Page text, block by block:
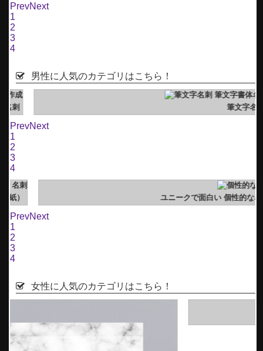
PrevNext
1
2
3
4
男性に人気のカテゴリはこちら！
筆文字名刺
PrevNext
1
2
3
4
ユニークで面白い 個性的な名刺
PrevNext
1
2
3
4
女性に人気のカテゴリはこちら！